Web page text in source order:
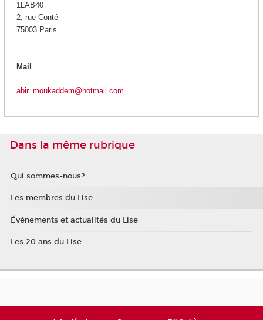
1LAB40
2, rue Conté
75003 Paris
Mail
abir_moukaddem@hotmail.com
Dans la même rubrique
Qui sommes-nous?
Les membres du Lise
Événements et actualités du Lise
Les 20 ans du Lise